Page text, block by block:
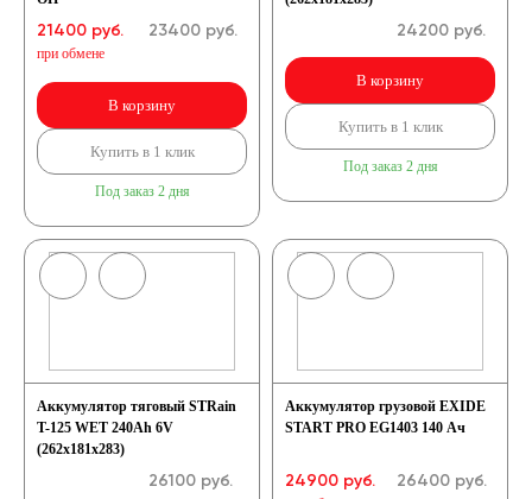
21400 руб.
при обмене
23400руб.
В корзину
Купить в 1 клик
Под заказ 2 дня
24200руб.
В корзину
Купить в 1 клик
Под заказ 2 дня
Аккумулятор тяговый STRain
T-125 WET 240Ah 6V
(262x181x283)
26100руб.
Аккумулятор грузовой EXIDE
START PRO EG1403 140 Ач
24900 руб. 26400руб.